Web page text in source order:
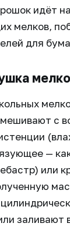
идёт на
мелков,
для
с
—
или
заливают